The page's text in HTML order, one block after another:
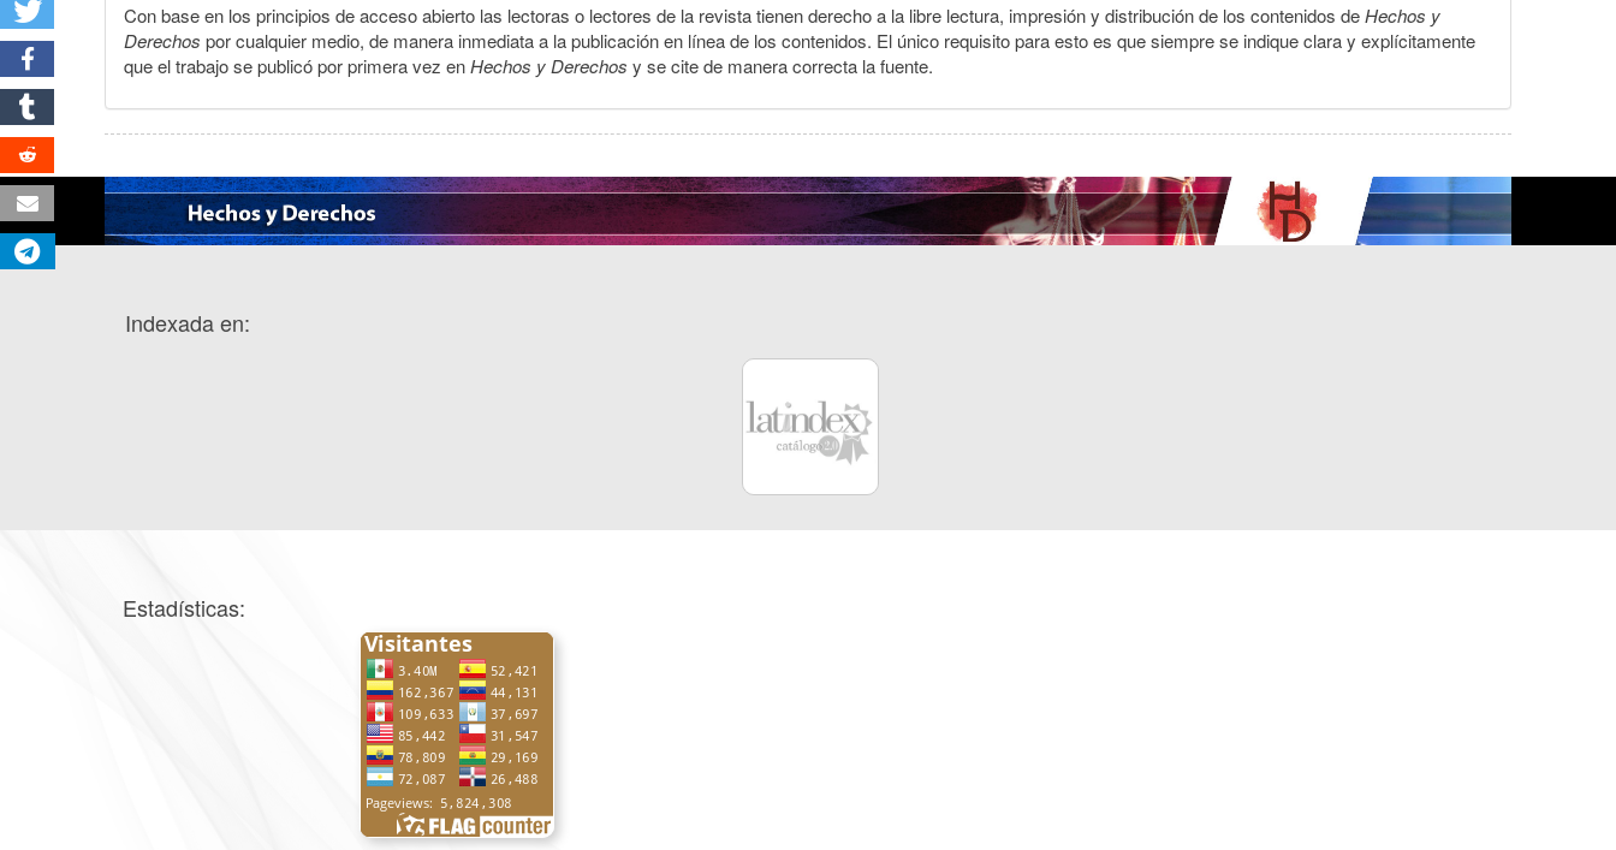
Con base en los principios de acceso abierto las lectoras o lectores de la revista tienen derecho a la libre lectura, impresión y distribución de los contenidos deHechos y
Derechos por cualquier medio, de manera inmediata a la publicación en línea de los contenidos. El único requisito para esto es que siempre se indique clara y explícitamente
que el trabajo se publicó por primera vez enHechos y Derechos y se cite de manera correcta la fuente.
Indexada en:
Estadísticas: